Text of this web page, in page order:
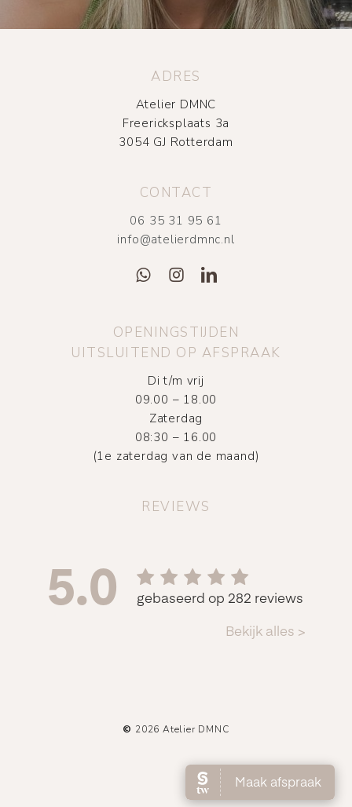
ADRES
Atelier DMNC
Freericksplaats 3a
3054 GJ Rotterdam
CONTACT
06 35 31 95 61
info@atelierdmnc.nl
OPENINGSTIJDEN
UITSLUITEND OP AFSPRAAK
Di t/m vrij
09.00 – 18.00
Zaterdag
08:30 – 16.00
(1e zaterdag van de maand)
REVIEWS
© 2026 Atelier DMNC